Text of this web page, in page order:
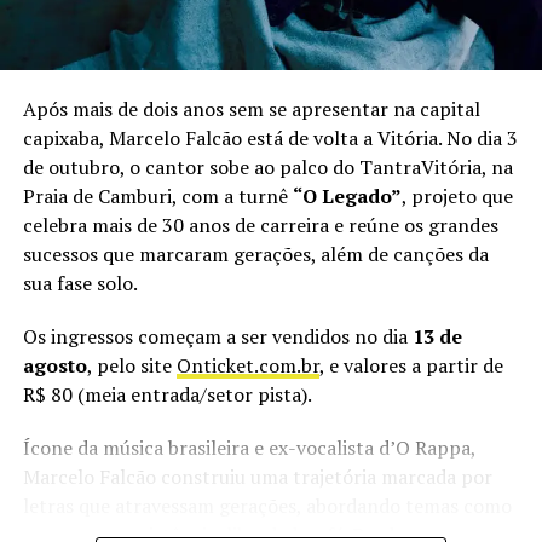
ir desacompanhados.
TÓPICOS RELACIONADOS: ANA CASTELA
GUARAPARI
GUSTAVO MIOTO
SHOWS VERÃO
sem deixar de lado os clássicos que ajudaram a construir
a trajetória do grupo. “O público pode esperar um show
com músicas do nosso DVD acústico, mas também com
aquelas que fazem parte da nossa história e que a galera
do Espírito Santo conhece muito bem”, adianta o
vocalista.
Além do Alma Djem, o Vix Reggae Festival terá no line
up as bandas Adão Negro, Rasta Joint e Filosofia Reggae.
Ao todo, serão mais 14 horas de música à beira-mar,
reunindo artistas de diferentes gerações do reggae
brasileiro.
Vix Reggae Festival
Local:Oásis Beach Club, Vitória
Atrações:Adão Negro, Alma Djem, Rasta Joint, Filosofia
Após mais de dois anos sem se apresentar na capital
capixaba, Marcelo Falcão está de volta a Vitória. No dia 3
de outubro, o cantor sobe ao palco do TantraVitória, na
Praia de Camburi, com a turnê “O Legado”, projeto que
celebra mais de 30 anos de carreira e reúne os grandes
sucessos que marcaram gerações, além de canções da
sua fase solo.
Os ingressos começam a ser vendidos no dia 13 de
agosto, pelo site Onticket.com.br, e valores a partir de
R$ 80 (meia entrada/setor pista).
Ícone da música brasileira e ex-vocalista d’O Rappa,
Marcelo Falcão construiu uma trajetória marcada por
esperança, resistência, liberdade e fé. Desde o